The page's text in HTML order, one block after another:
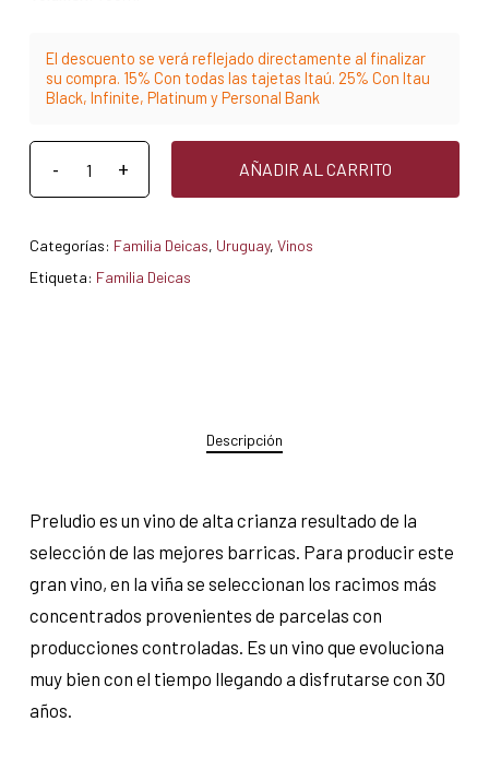
El descuento se verá reflejado directamente al finalizar
su compra. 15% Con todas las tajetas Itaú. 25% Con Itau
Black, Infinite, Platinum y Personal Bank
AÑADIR AL CARRITO
Categorías: Familia Deicas, Uruguay, Vinos
Etiqueta: Familia Deicas
Descripción
Preludio es un vino de alta crianza resultado de la
selección de las mejores barricas. Para producir este
gran vino, en la viña se seleccionan los racimos más
concentrados provenientes de parcelas con
producciones controladas. Es un vino que evoluciona
muy bien con el tiempo llegando a disfrutarse con 30
años.